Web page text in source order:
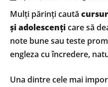
Mulți părinți caută
și adolescențicare să
note bune sau teste
engleza cu încredere,
Una dintre cele mai